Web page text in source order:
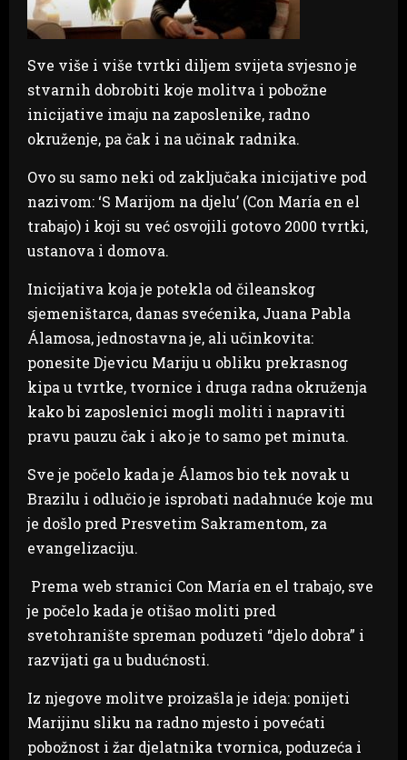
Sve više i više tvrtki diljem svijeta svjesno je
stvarnih dobrobiti koje molitva i pobožne
inicijative imaju na zaposlenike, radno
okruženje, pa čak i na učinak radnika.
Ovo su samo neki od zaključaka inicijative pod
nazivom: ‘S Marijom na djelu’ (Con María en el
trabajo) i koji su već osvojili gotovo 2000 tvrtki,
ustanova i domova.
Inicijativa koja je potekla od čileanskog
sjemeništarca, danas svećenika, Juana Pabla
Álamosa, jednostavna je, ali učinkovita:
ponesite Djevicu Mariju u obliku prekrasnog
kipa u tvrtke, tvornice i druga radna okruženja
kako bi zaposlenici mogli moliti i napraviti
pravu pauzu čak i ako je to samo pet minuta.
Sve je počelo kada je Álamos bio tek novak u
Brazilu i odlučio je isprobati nadahnuće koje mu
je došlo pred Presvetim Sakramentom, za
evangelizaciju.
Prema web stranici Con María en el trabajo, sve
je počelo kada je otišao moliti pred
svetohranište spreman poduzeti “djelo dobra” i
razvijati ga u budućnosti.
Iz njegove molitve proizašla je ideja: ponijeti
Marijinu sliku na radno mjesto i povećati
pobožnost i žar djelatnika tvornica, poduzeća i